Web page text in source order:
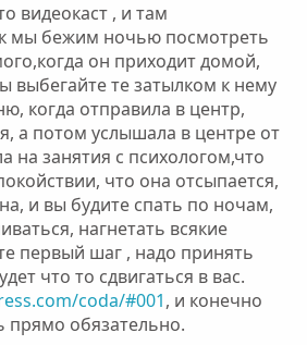
видеокаст , и там
мы бежим ночью посмотреть
он приходит домой,
выбегайте те затылком к нему
когда отправила в центр,
а потом услышала в центре от
на занятия с психологом,что
что она отсыпается,
и вы будите спать по ночам,
нагнетать всякие
первый шаг , надо принять
что то сдвигаться в вас.
coda/#001, и конечно
прямо обязательно.